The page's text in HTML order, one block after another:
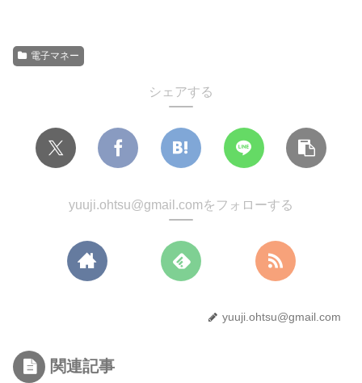
電子マネー
シェアする
yuuji.ohtsu@gmail.comをフォローする
yuuji.ohtsu@gmail.com
関連記事